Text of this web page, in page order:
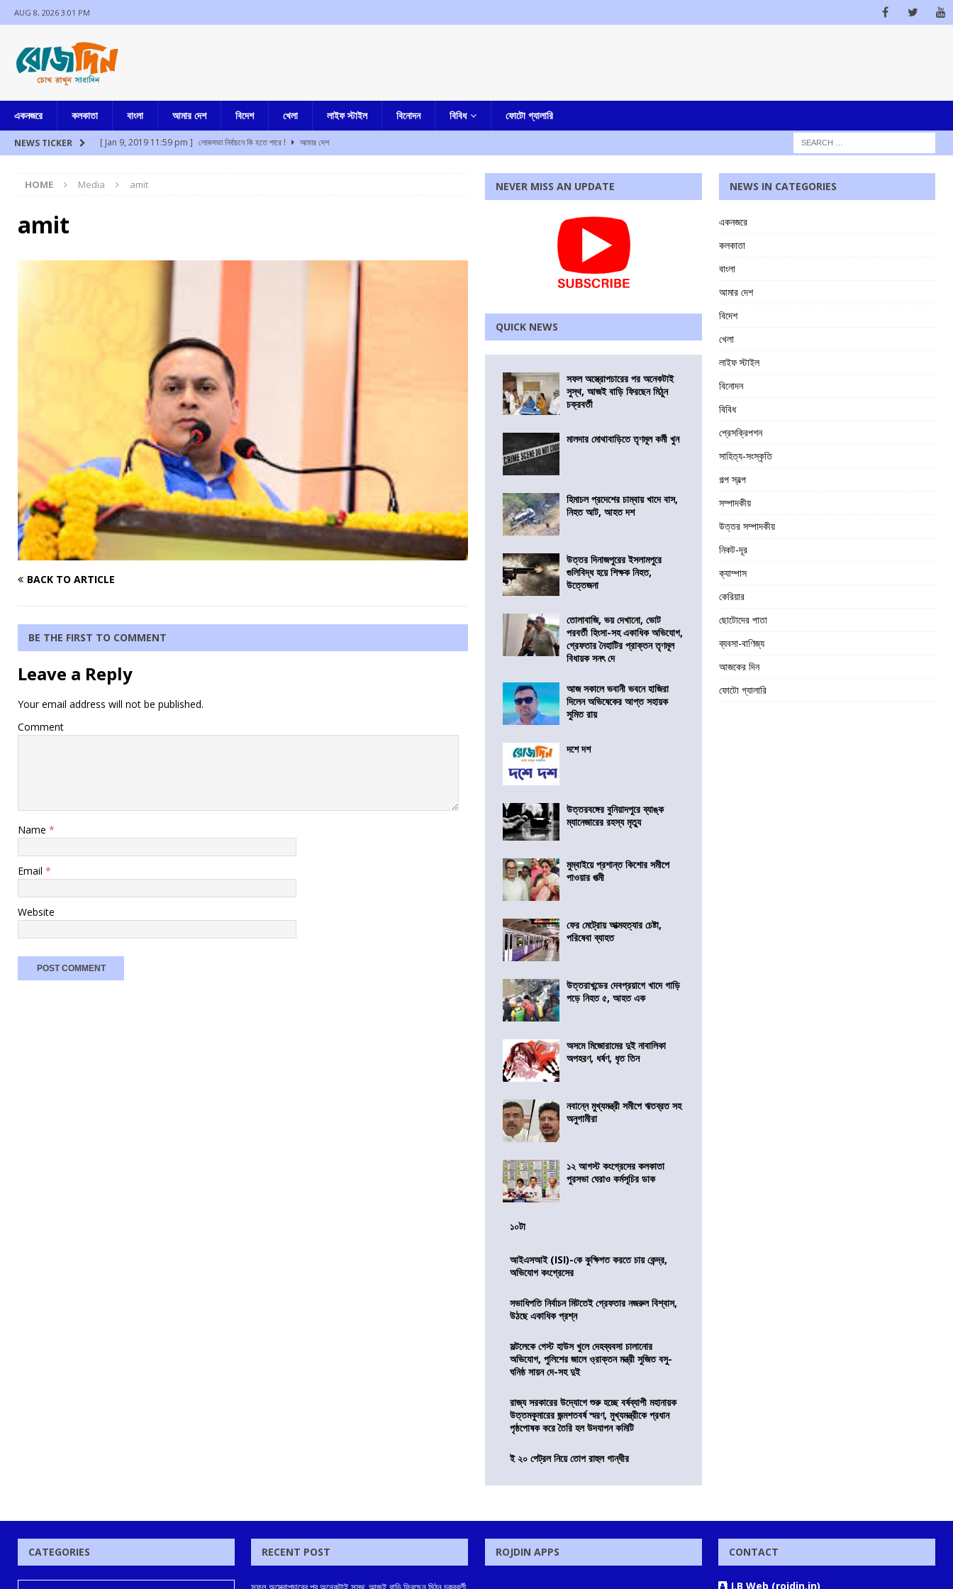
AUG 8, 2026 3:01 PM
একনজরে কলকাতা বাংলা আমার দেশ বিদেশ খেলা লাইফ স্টাইল বিনোদন বিবিধ ফোটো গ্যালারি
NEWS TICKER [ Jan 9, 2019 11:59 pm ] লোকসভা নির্বাচনে কি হতে পারে !
আমার দেশ
[ Aug 8, 2026 1:16 pm ]
[ Aug 8, 2026 10:55 am ] তোলাবাজি, ভয় দেখানো, ভোট পরবর্তী হিংসা-সহ একাধিক অভিযোগ, গ্রেফতার নৈহাটির প্রাক্তন তৃণমূল বিধায়ক সনৎ দে
আমার বাংলা
চুরির অপবাদে একই পরিবারের ৩ সদস্যকে মারধোর, উত্তেজনা ডোমজুর এলাকায়..
HOME Media amit
amit
BACK TO ARTICLE
BE THE FIRST TO COMMENT
Leave a Reply
Your email address will not be published.
Comment
Name *
Email *
Website
NEVER MISS AN UPDATE
QUICK NEWS
সফল অস্ত্রোপচারের পর অনেকটাই
সুস্থ, আজই বাড়ি ফিরছেন মিঠুন
চক্রবর্তী
মালদার মোথাবাড়িতে তৃণমূল কর্মী খুন
হিমাচল প্রদেশের চাম্বায় খাদে বাস,
নিহত আট, আহত দশ
উত্তর দিনাজপুরের ইসলামপুরে
গুলিবিদ্ধ হয়ে শিক্ষক নিহত,
উত্তেজনা
তোলাবাজি, ভয় দেখানো, ভোট
পরবর্তী হিংসা-সহ একাধিক অভিযোগ,
গ্রেফতার নৈহাটির প্রাক্তন তৃণমূল
বিধায়ক সনৎ দে
আজ সকালে ভবানী ভবনে হাজিরা
দিলেন অভিষেকের আপ্ত সহায়ক
সুমিত রায়
দশে দশ
উত্তরবঙ্গের বুনিয়াদপুরে ব্যাঙ্ক
ম্যানেজারের রহস্য মৃত্যু
মুম্বাইয়ে প্রশান্ত কিশোর সমীপে
পাওয়ার পত্মী
ফের মেট্রোয় আত্মহত্যার চেষ্টা,
পরিষেবা ব্যাহত
উত্তরাখন্ডের দেবপ্রয়াগে খাদে গাড়ি
পড়ে নিহত ৫, আহত এক
অসমে মিজোরামের দুই নাবালিকা
অপহরণ, ধর্ষণ, ধৃত তিন
নবান্নে মুখ্যমন্ত্রী সমীপে ঋতব্রত সহ
অনুগামীরা
১২ আগস্ট কংগ্রেসের কলকাতা
পুরসভা ঘেরাও কর্মসূচির ডাক
১০টা
আইএসআই (ISI)-কে কুক্ষিগত করতে চায় কেন্দ্র,
অভিযোগ কংগ্রেসের
সভাধিপতি নির্বাচন মিটতেই গ্রেফতার নজরুল বিশ্বাস,
উঠছে একাধিক প্রশ্ন
সল্টলেকে গেস্ট হাউস খুলে দেহব্যবসা চালানোর
অভিযোগ, পুলিশের জালে ও্রাক্তন মন্ত্রী সুজিত বসু-
ঘনিষ্ঠ সায়ন দে-সহ দুই
রাজ্য সরকারের উদ্যোগে শুরু হচ্ছে বর্ষব্যাপী মহানায়ক
উত্তমকুমারের জন্মশতবর্ষ স্মরণ, মুখ্যমন্ত্রীকে প্রধান
পৃষ্ঠপোষক করে তৈরি হল উদযাপন কমিটি
ই ২০ পেট্রল নিয়ে তোপ রাহুল গান্ধীর
NEWS IN CATEGORIES
একনজরে
কলকাতা
বাংলা
আমার দেশ
বিদেশ
খেলা
লাইফ স্টাইল
বিনোদন
বিবিধ
প্রেসক্রিপশন
সাহিত্য-সংস্কৃতি
গল্প স্বল্প
সম্পাদকীয়
উত্তর সম্পাদকীয়
নিকট-দূর
ক্যাম্পাস
কেরিয়ার
ছোটোদের পাতা
ব্যবসা-বাণিজ্য
আজকের দিন
ফোটো গ্যালারি
CATEGORIES RECENT POST ROJDIN APPS CONTACT
J.B Web (rojdin.in)